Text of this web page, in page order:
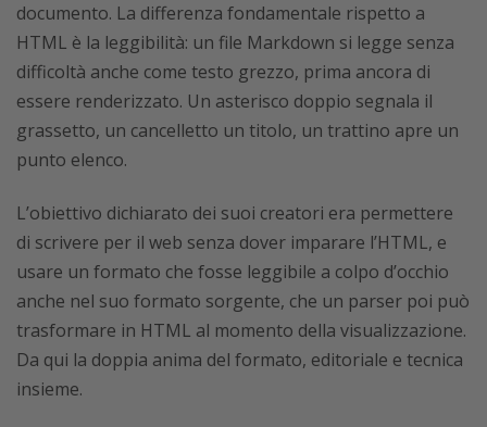
documento. La differenza fondamentale rispetto a
HTML è la leggibilità: un file Markdown si legge senza
difficoltà anche come testo grezzo, prima ancora di
essere renderizzato. Un asterisco doppio segnala il
grassetto, un cancelletto un titolo, un trattino apre un
punto elenco.
L’obiettivo dichiarato dei suoi creatori era permettere
di scrivere per il web senza dover imparare l’HTML, e
usare un formato che fosse leggibile a colpo d’occhio
anche nel suo formato sorgente, che un parser poi può
trasformare in HTML al momento della visualizzazione.
Da qui la doppia anima del formato, editoriale e tecnica
insieme.